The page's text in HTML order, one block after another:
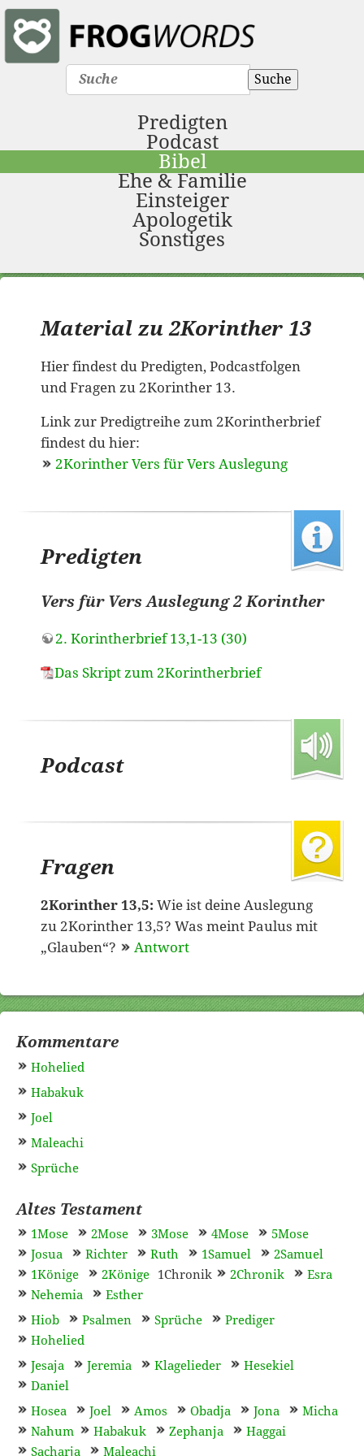
Suche
Predigten
Podcast
Bibel
Ehe & Familie
Einsteiger
Apologetik
Sonstiges
Material zu 2Korinther 13
Hier findest du Predigten, Podcastfolgen
und Fragen zu 2Korinther 13.
Link zur Predigtreihe zum 2Korintherbrief
findest du hier:
2Korinther Vers für Vers Auslegung
Predigten
Vers für Vers Auslegung 2 Korinther
2. Korintherbrief 13,1-13 (30)
Das Skript zum 2Korintherbrief
Podcast
Fragen
2Korinther 13,5: Wie ist deine Auslegung
zu 2Korinther 13,5? Was meint Paulus mit
„Glauben“?
Antwort
Kommentare
Hohelied
Habakuk
Joel
Maleachi
Sprüche
Altes Testament
1Mose 2Mose 3Mose 4Mose
5Mose
Josua
Richter Ruth 1Samuel
2Samuel
1Könige
2Könige 1Chronik 2Chronik
Esra
Nehemia
Esther
Hiob
Psalmen Sprüche
Prediger
Hohelied
Jesaja
Jeremia Klagelieder
Hesekiel
Daniel
Hosea
Joel Amos Obadja Jona
Micha
Nahum
Habakuk Zephanja
Haggai
Sacharja
Maleachi